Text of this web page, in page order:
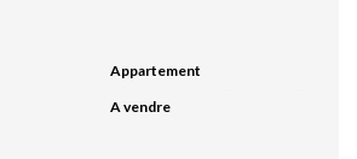
Appartement
A vendre